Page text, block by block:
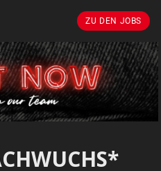
ZU DEN JOBS